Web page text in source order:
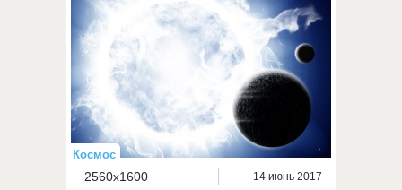
Космос
2560x1600 14 июнь 2017